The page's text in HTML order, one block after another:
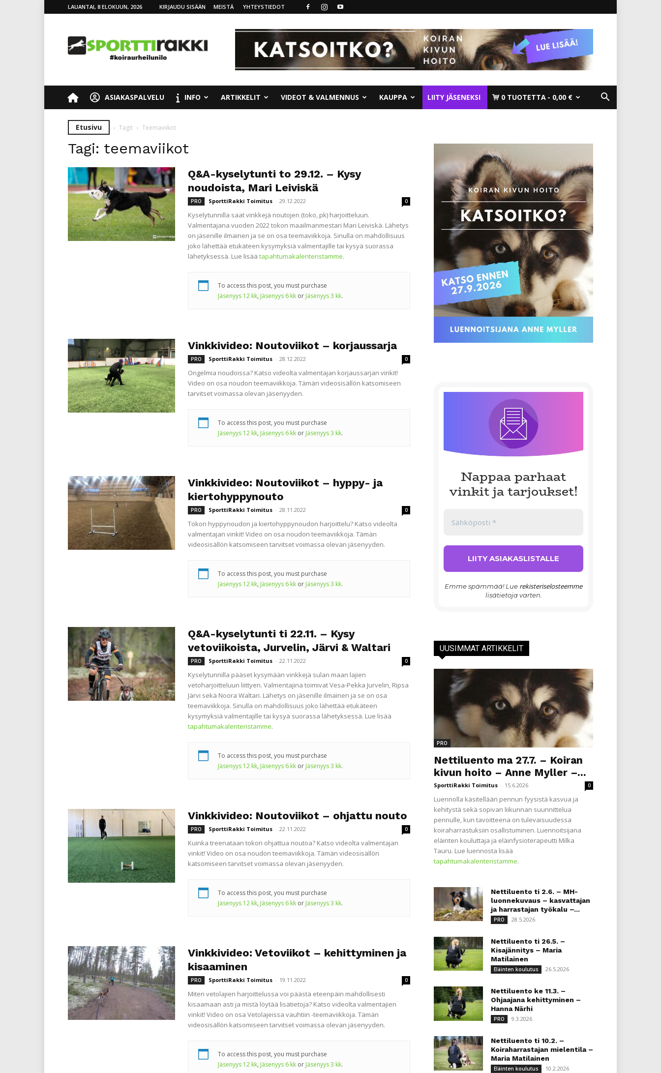
LAUANTAI, 8 ELOKUUN, 2026 KIRJAUDU SISÄÄN MEISTÄ YHTEYSTIEDOT
ASIAKASPALVELU INFO ARTIKKELIT VIDEOT & VALMENNUS KAUPPA LIITY JÄSENEKSI 0 TUOTETTA 0,00 €
Etusivu Tagit Teemaviikot
Tagi: teemaviikot
Q&A-kyselytunti to 29.12. – Kysy
noudoista, Mari Leiviskä
PRO SporttiRakki Toimitus - 29.12.2022 0
Kyselytunnilla saat vinkkejä noutojen (toko, pk) harjoitteluun.
Valmentajana vuoden 2022 tokon maailmanmestari Mari Leiviskä. Lähetys
on jäsenille ilmainen ja se on osa teemaviikkoja. Sinulla on mahdollisuus
joko lähettää etukäteen kysymyksiä valmentajille tai kysyä suorassa
lähetyksessä. Lue lisää tapahtumakalenteristamme.
To access this post, you must purchase
Jäsenyys 12 kk, Jäsenyys 6 kk or Jäsenyys 3 kk.
Vinkkivideo: Noutoviikot – korjaussarja
PRO SporttiRakki Toimitus - 28.12.2022 0
Ongelmia noudoissa? Katso videolta valmentajan korjaussarjan vinkit!
Video on osa noudon teemaviikkoja. Tämän videosisällön katsomiseen
tarvitset voimassa olevan jäsenyyden.
To access this post, you must purchase
Jäsenyys 12 kk, Jäsenyys 6 kk or Jäsenyys 3 kk.
Vinkkivideo: Noutoviikot – hyppy- ja
kiertohyppynouto
PRO SporttiRakki Toimitus - 28.11.2022 0
Tokon hyppynoudon ja kiertohyppynoudon harjoittelu? Katso videolta
valmentajan vinkit! Video on osa noudon teemaviikkoja. Tämän
videosisällön katsomiseen tarvitset voimassa olevan jäsenyyden.
To access this post, you must purchase
Jäsenyys 12 kk, Jäsenyys 6 kk or Jäsenyys 3 kk.
Q&A-kyselytunti ti 22.11. – Kysy
vetoviikoista, Jurvelin, Järvi & Waltari
PRO SporttiRakki Toimitus - 22.11.2022 0
Kyselytunnilla pääset kysymään vinkkejä sulan maan lajien
vetoharjoitteluun liittyen. Valmentajina toimivat Vesa-Pekka Jurvelin, Ripsa
Järvi sekä Noora Waltari. Lähetys on jäsenille ilmainen ja se on osa
teemaviikkoja. Sinulla on mahdollisuus joko lähettää etukäteen
kysymyksiä valmentajille tai kysyä suorassa lähetyksessä. Lue lisää
tapahtumakalenteristamme.
To access this post, you must purchase
Jäsenyys 12 kk, Jäsenyys 6 kk or Jäsenyys 3 kk.
Vinkkivideo: Noutoviikot – ohjattu nouto
PRO SporttiRakki Toimitus - 22.11.2022 0
Kuinka treenataan tokon ohjattua noutoa? Katso videolta valmentajan
vinkit! Video on osa noudon teemaviikkoja. Tämän videosisällön
katsomiseen tarvitset voimassa olevan jäsenyyden.
To access this post, you must purchase
Jäsenyys 12 kk, Jäsenyys 6 kk or Jäsenyys 3 kk.
Vinkkivideo: Vetoviikot – kehittyminen ja
kisaaminen
PRO SporttiRakki Toimitus - 19.11.2022 0
Miten vetolajien harjoittelussa voi päästä eteenpäin mahdollisesti
kisaamaan asti ja mistä löytää lisätietoja? Katso videolta valmentajien
vinkit! Video on osa Vetolajeissa vauhtiin -teemaviikkoja. Tämän
videosisällön katsomiseen tarvitset voimassa olevan jäsenyyden.
To access this post, you must purchase
Jäsenyys 12 kk, Jäsenyys 6 kk or Jäsenyys 3 kk.
Nappaa parhaat
vinkit ja tarjoukset!
Emme spämmää! Lue rekisteriselosteemme
lisätietoja varten.
UUSIMMAT ARTIKKELIT
PRO
Nettiluento ma 27.7. – Koiran
kivun hoito – Anne Myller –...
SporttiRakki Toimitus - 15.6.2026 0
Luennolla käsitellään pennun fyysistä kasvua ja
kehitystä sekä sopivan liikunnan suunnittelua
pennulle, kun tavoitteena on tulevaisuudessa
koiraharrastuksiin osallistuminen. Luennoitsijana
eläinten kouluttaja ja eläinfysioterapeutti Milka
Tauru. Lue luennosta lisää
tapahtumakalenteristamme.
Nettiluento ti 2.6. – MH-
luonnekuvaus – kasvattajan
ja harrastajan työkalu –...
PRO 28.5.2026
Nettiluento ti 26.5. –
Kisajännitys – Maria
Matilainen
Eläinten koulutus 26.5.2026
Nettiluento ke 11.3. –
Ohjaajana kehittyminen –
Hanna Närhi
PRO 9.3.2026
Nettiluento ti 10.2. –
Koiraharrastajan mielentila –
Maria Matilainen
Eläinten koulutus 10.2.2026